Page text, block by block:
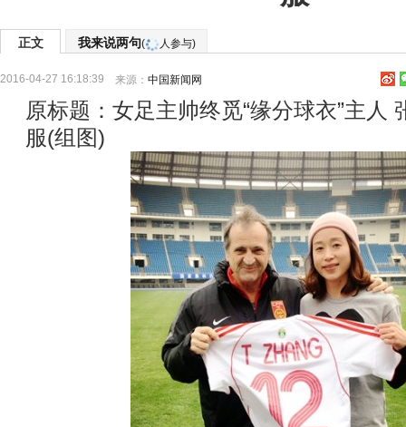
正文 我来说两句( 人参与)
2016-04-27 16:18:39 来源： 中国新闻网
原标题：女足主帅终觅“缘分球衣”主人
服(组图)